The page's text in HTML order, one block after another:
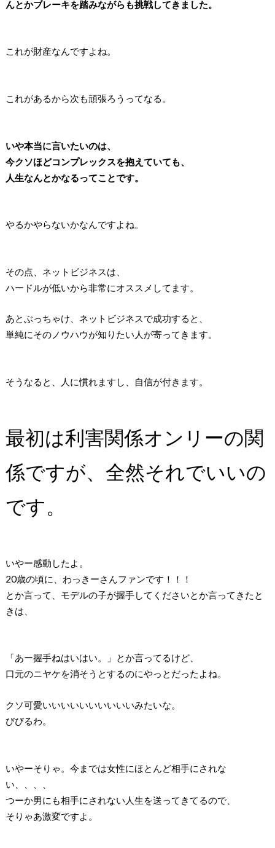
んとかブレーキを踏みながらも挑戦してきました。
これが財産なんですよね。
これがあるから次も頑張ろうってなる。
いや本当に言いたいのは、
今クソほどコンプレックスを抱えていても、
人生なんとかなるってことです。
やるかやらないかなんですよね。
その点、ネットビジネスは、
ハードルが低いから非常にオススメしてます。
あとぶっちゃけ、ネットビジネスで成功すると、
単純にそのノウハウが知りたい人が寄ってきます。
そうなると、人に慣れますし、自信が付きます。
最初は利害関係オンリーの関
係ですが、全然それでいいの
です。
いやー感動したよ。
20歳の頃に、わっきーさんファンです！！！
とか言って、モデルの子が握手してくださいとか言ってきたと
きは、
「あー握手ねはいはい。」とか言ってるけど、
口元のニヤケを消そうとするのにやっとだったよね。
クソ可愛いいいいいいいいいいみたいな。
びびるわ。
いやーそりゃ。今までは女性にほとんど相手にされな
い、、、、
つーか男にも相手にされない人生を送ってきてるので、
そりゃあ激変ですよ。